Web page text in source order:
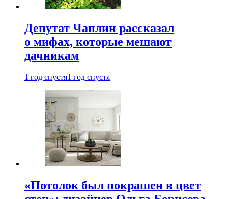
Депутат Чаплин рассказал
о мифах, которые мешают
дачникам
1 год спустя1 год спустя
«Потолок был покрашен в цвет